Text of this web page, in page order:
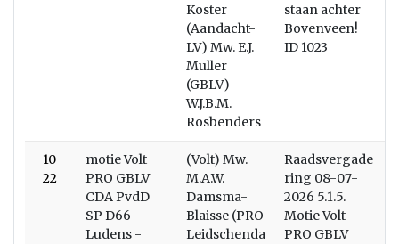
Koster
(Aandacht-
LV) Mw. E.J.
Muller
(GBLV)
W.J.B.M.
Rosbenders
staan achter
Bovenveen!
ID 1023
10
22
motie Volt
PRO GBLV
CDA PvdD
SP D66
Ludens -
(Volt) Mw.
M.A.W.
Damsma-
Blaisse (PRO
Leidschenda
Raadsvergade
ring 08-07-
2026 5.1.5.
Motie Volt
PRO GBLV